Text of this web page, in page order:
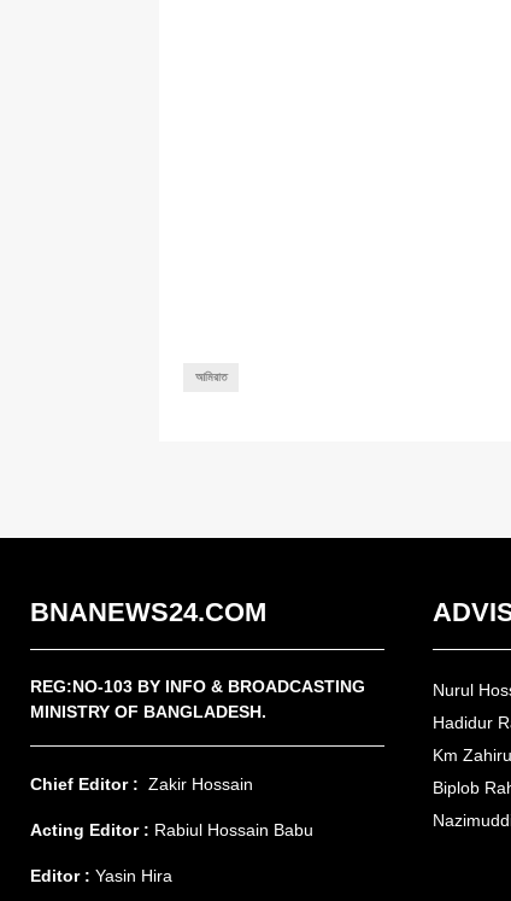
আমিরাত
BNANEWS24.COM
REG:NO-103 BY INFO & BROADCASTING
MINISTRY OF BANGLADESH.
Chief Editor : Zakir Hossain
Acting Editor : Rabiul Hossain Babu
Editor : Yasin Hira
Nurul
Hadidur
Km
Biplob